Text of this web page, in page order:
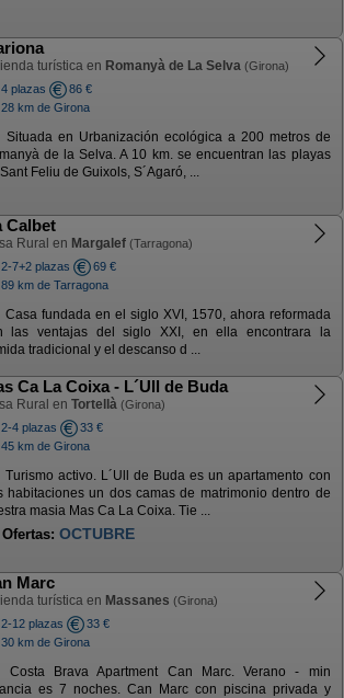
turística en Romanyà de La Selva (Girona)
4 plazas
86 €
28 km de Girona
Situada en Urbanización ecológica a 200 metros de
de la Selva. A 10 km. se encuentran las playas
Feliu de Guixols, S´Agaró, ...
Calbet
Rural en Margalef (Tarragona)
2-7+2 plazas
69 €
89 km de Tarragona
Casa fundada en el siglo XVI, 1570, ahora reformada
las ventajas del siglo XXI, en ella encontrara la
tradicional y el descanso d ...
Ca La Coixa - L´Ull de Buda
Rural en Tortellà (Girona)
2-4 plazas
33 €
45 km de Girona
Turismo activo. L´Ull de Buda es un apartamento con
habitaciones un dos camas de matrimonio dentro de
masia Mas Ca La Coixa. Tie ...
Ofertas: OFERTA AGOSTO
Marc
turística en Massanes (Girona)
2-12 plazas
33 €
30 km de Girona
Costa Brava Apartment Can Marc. Verano - min
es 7 noches. Can Marc con piscina privada y